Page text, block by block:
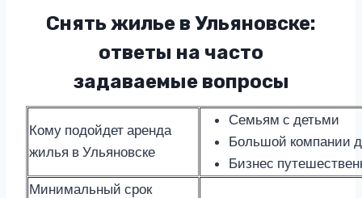
Снять жилье в Ульяновске:
ответы на часто
задаваемые вопросы
Кому подойдет аренда
жилья в Ульяновске
Семьям с детьми
Большой компании
Бизнес
Минимальный срок